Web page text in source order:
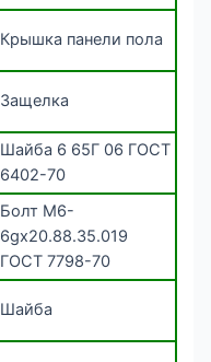
Крышка панели пола
Защелка
Шайба 6 65Г 06 ГОСТ
6402-70
Болт М6-
6gх20.88.35.019
ГОСТ 7798-70
Шайба